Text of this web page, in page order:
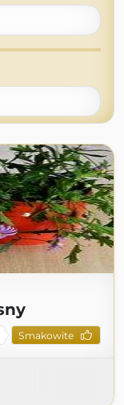
Smakowite